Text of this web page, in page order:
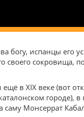
богу, испанцы его
своего
в XIX веке (вот
городе),
саму Монсеррат